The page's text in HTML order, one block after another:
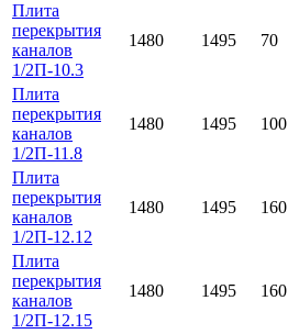
Плита
перекрытия
каналов
1/2П-10.3
1480 1495 70
Плита
перекрытия
каналов
1/2П-11.8
1480 1495 100
Плита
перекрытия
каналов
1/2П-12.12
1480 1495 160
Плита
перекрытия
каналов
1/2П-12.15
1480 1495 160